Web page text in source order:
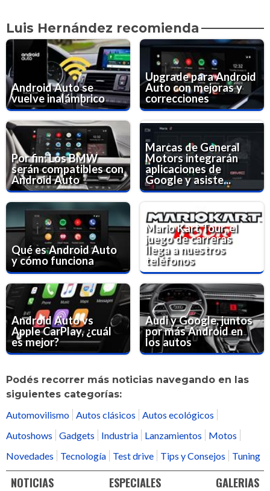
Luis Hernández recomienda
Android Auto se
vuelve inalámbrico
Upgrade para Android
Auto con mejoras y
correcciones
Por fin: Los BMW
serán compatibles con
Android Auto
Marcas de General
Motors integrarán
aplicaciones de
Google y asiste...
Qué es Android Auto
y cómo funciona
Mario Kart Tour, el
juego de carreras
llega a nuestros
teléfonos
Android Auto vs
Apple CarPlay, ¿cuál
es mejor?
Audi y Google, juntos
por más Android en
los autos
Podés recorrer más noticias navegando en las
siguientes categorías:
Automovilismo
Autos clásicos
Autos ecológicos
Autoshows
Gadgets Industria Lanzamientos
Motos
Novedades
Tecnología Test drive Tips y Consejos Tuning
NOTICIAS ESPECIALES GALERIAS